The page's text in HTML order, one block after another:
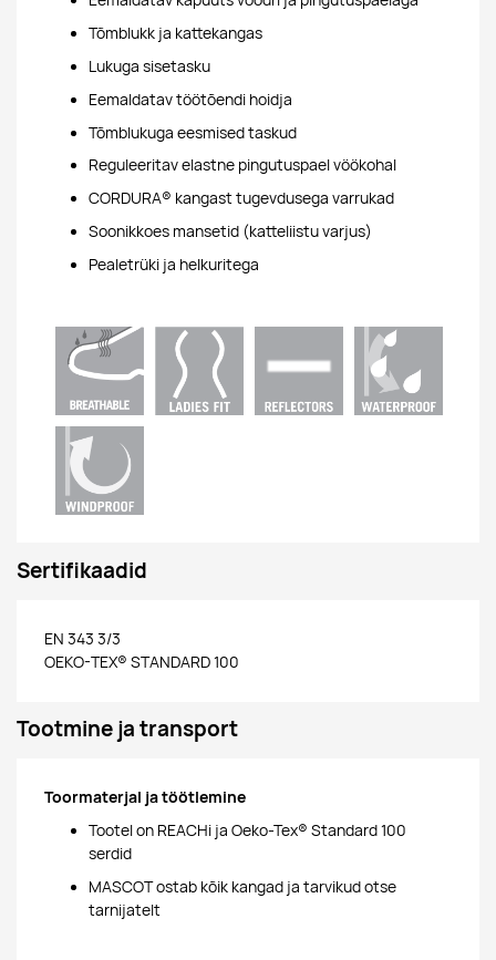
Tõmblukk ja kattekangas
Lukuga sisetasku
Eemaldatav töötõendi hoidja
Tõmblukuga eesmised taskud
Reguleeritav elastne pingutuspael vöökohal
CORDURA® kangast tugevdusega varrukad
Soonikkoes mansetid (katteliistu varjus)
Pealetrüki ja helkuritega
Sertifikaadid
EN 343 3/3
OEKO-TEX® STANDARD 100
Tootmine ja transport
Toormaterjal ja töötlemine
Tootel on REACHi ja Oeko-Tex® Standard 100
serdid
MASCOT ostab kõik kangad ja tarvikud otse
tarnijatelt